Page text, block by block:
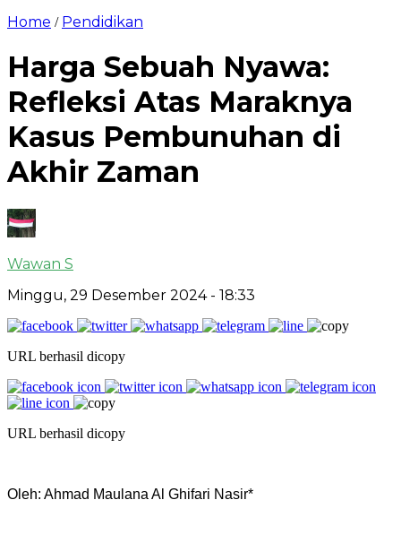
Home / Pendidikan
Harga Sebuah Nyawa:
Refleksi Atas Maraknya
Kasus Pembunuhan di
Akhir Zaman
Wawan S
Minggu, 29 Desember 2024 - 18:33
URL berhasil dicopy
URL berhasil dicopy
Oleh: Ahmad Maulana Al Ghifari Nasir*